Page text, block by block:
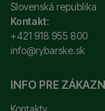
Slovenská republika
Kontakt:
+421 918 955 800
info@rybarske.sk
INFO PRE
Kontakty